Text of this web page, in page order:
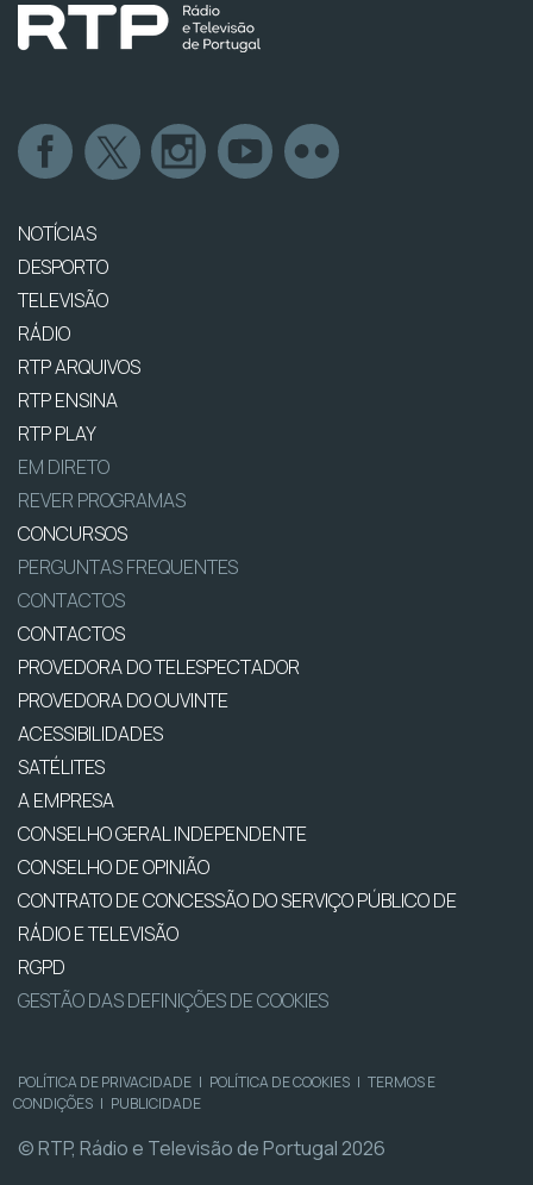
NOTÍCIAS
DESPORTO
TELEVISÃO
RÁDIO
RTP ARQUIVOS
RTP ENSINA
RTP PLAY
EM DIRETO
REVER PROGRAMAS
CONCURSOS
PERGUNTAS FREQUENTES
CONTACTOS
CONTACTOS
PROVEDORA DO TELESPECTADOR
PROVEDORA DO OUVINTE
ACESSIBILIDADES
SATÉLITES
A EMPRESA
CONSELHO GERAL INDEPENDENTE
CONSELHO DE OPINIÃO
CONTRATO DE CONCESSÃO DO SERVIÇO PÚBLICO DE
RÁDIO E TELEVISÃO
RGPD
GESTÃO DAS DEFINIÇÕES DE COOKIES
POLÍTICA DE PRIVACIDADE | POLÍTICA DE COOKIES | TERMOS E
CONDIÇÕES | PUBLICIDADE
© RTP, Rádio e Televisão de Portugal 2026